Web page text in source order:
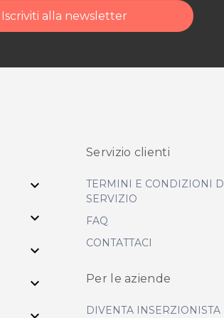
Iscriviti alla newsletter
expand_more
expand_more
expand_more
expand_more
Servizio clienti
TERMINI E CONDIZIONI
SERVIZIO
FAQ
CONTATTACI
Per le aziende
DIVENTA INSERZIONISTA